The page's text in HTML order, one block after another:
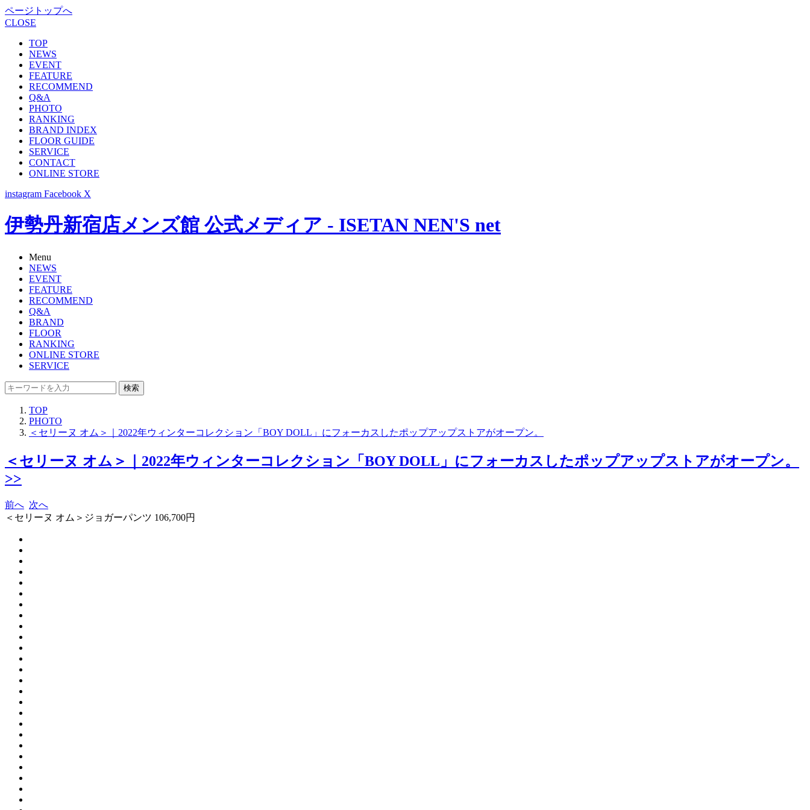
ページトップへ
CLOSE
TOP
NEWS
EVENT
FEATURE
RECOMMEND
Q&A
PHOTO
RANKING
BRAND INDEX
FLOOR GUIDE
SERVICE
CONTACT
ONLINE STORE
instagram Facebook X
伊勢丹新宿店メンズ館 公式メディア - ISETAN NEN'S net
Menu
NEWS
EVENT
FEATURE
RECOMMEND
Q&A
BRAND
FLOOR
RANKING
ONLINE STORE
SERVICE
検索
TOP
PHOTO
＜セリーヌ オム＞｜2022年ウィンターコレクション「BOY DOLL」にフォーカスしたポップアップストアがオープン。
＜セリーヌ オム＞｜2022年ウィンターコレクション「BOY DOLL」にフォーカスしたポップアップストアがオープン。
>>
前へ 次へ
＜セリーヌ オム＞ジョガーパンツ 106,700円